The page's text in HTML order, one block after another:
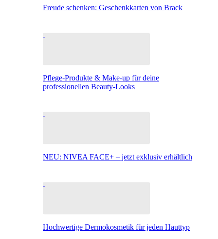
Freude schenken: Geschenkkarten von Brack
Pflege-Produkte & Make-up für deine
professionellen Beauty-Looks
NEU: NIVEA FACE+ – jetzt exklusiv erhältlich
Hochwertige Dermokosmetik für jeden Hauttyp